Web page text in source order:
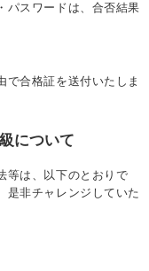
スワードは、合否結果
で合格証を送付いたしま
について
等は、以下のとおりで
是非チャレンジしていた